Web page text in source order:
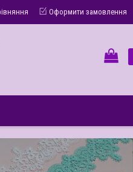
Оформити замовлення